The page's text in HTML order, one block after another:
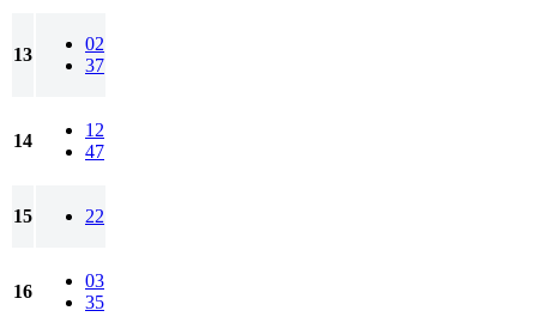
13
02
37
14
12
47
15 22
16
03
35